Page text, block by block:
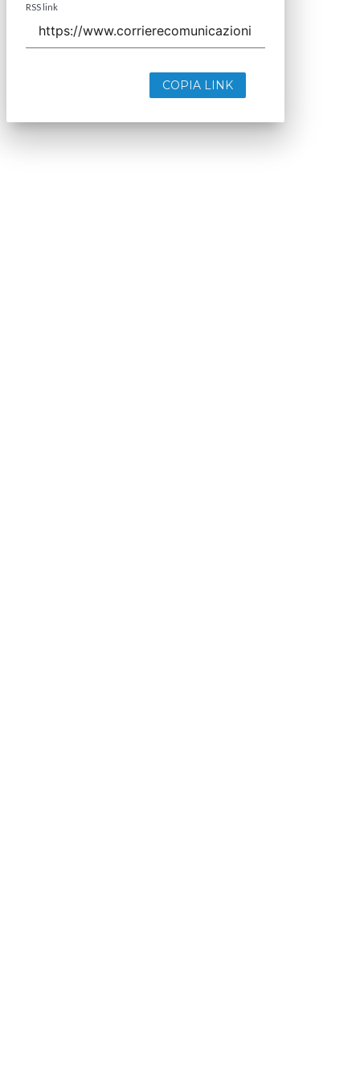
RSS link
COPIA LINK